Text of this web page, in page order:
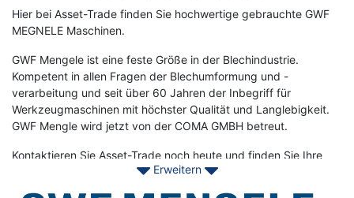
Hier bei Asset-Trade finden Sie hochwertige gebrauchte GWF
MEGNELE Maschinen.
GWF Mengele ist eine feste Größe in der Blechindustrie.
Kompetent in allen Fragen der Blechumformung und -
verarbeitung und seit über 60 Jahren der Inbegriff für
Werkzeugmaschinen mit höchster Qualität und Langlebigkeit.
GWF Mengle wird jetzt von der COMA GMBH betreut.
Kontaktieren Sie Asset-Trade noch heute und finden Sie Ihre
gebrauchten GWF MEGNELE Maschinen, um Ihre tägliche
Erweitern
Image